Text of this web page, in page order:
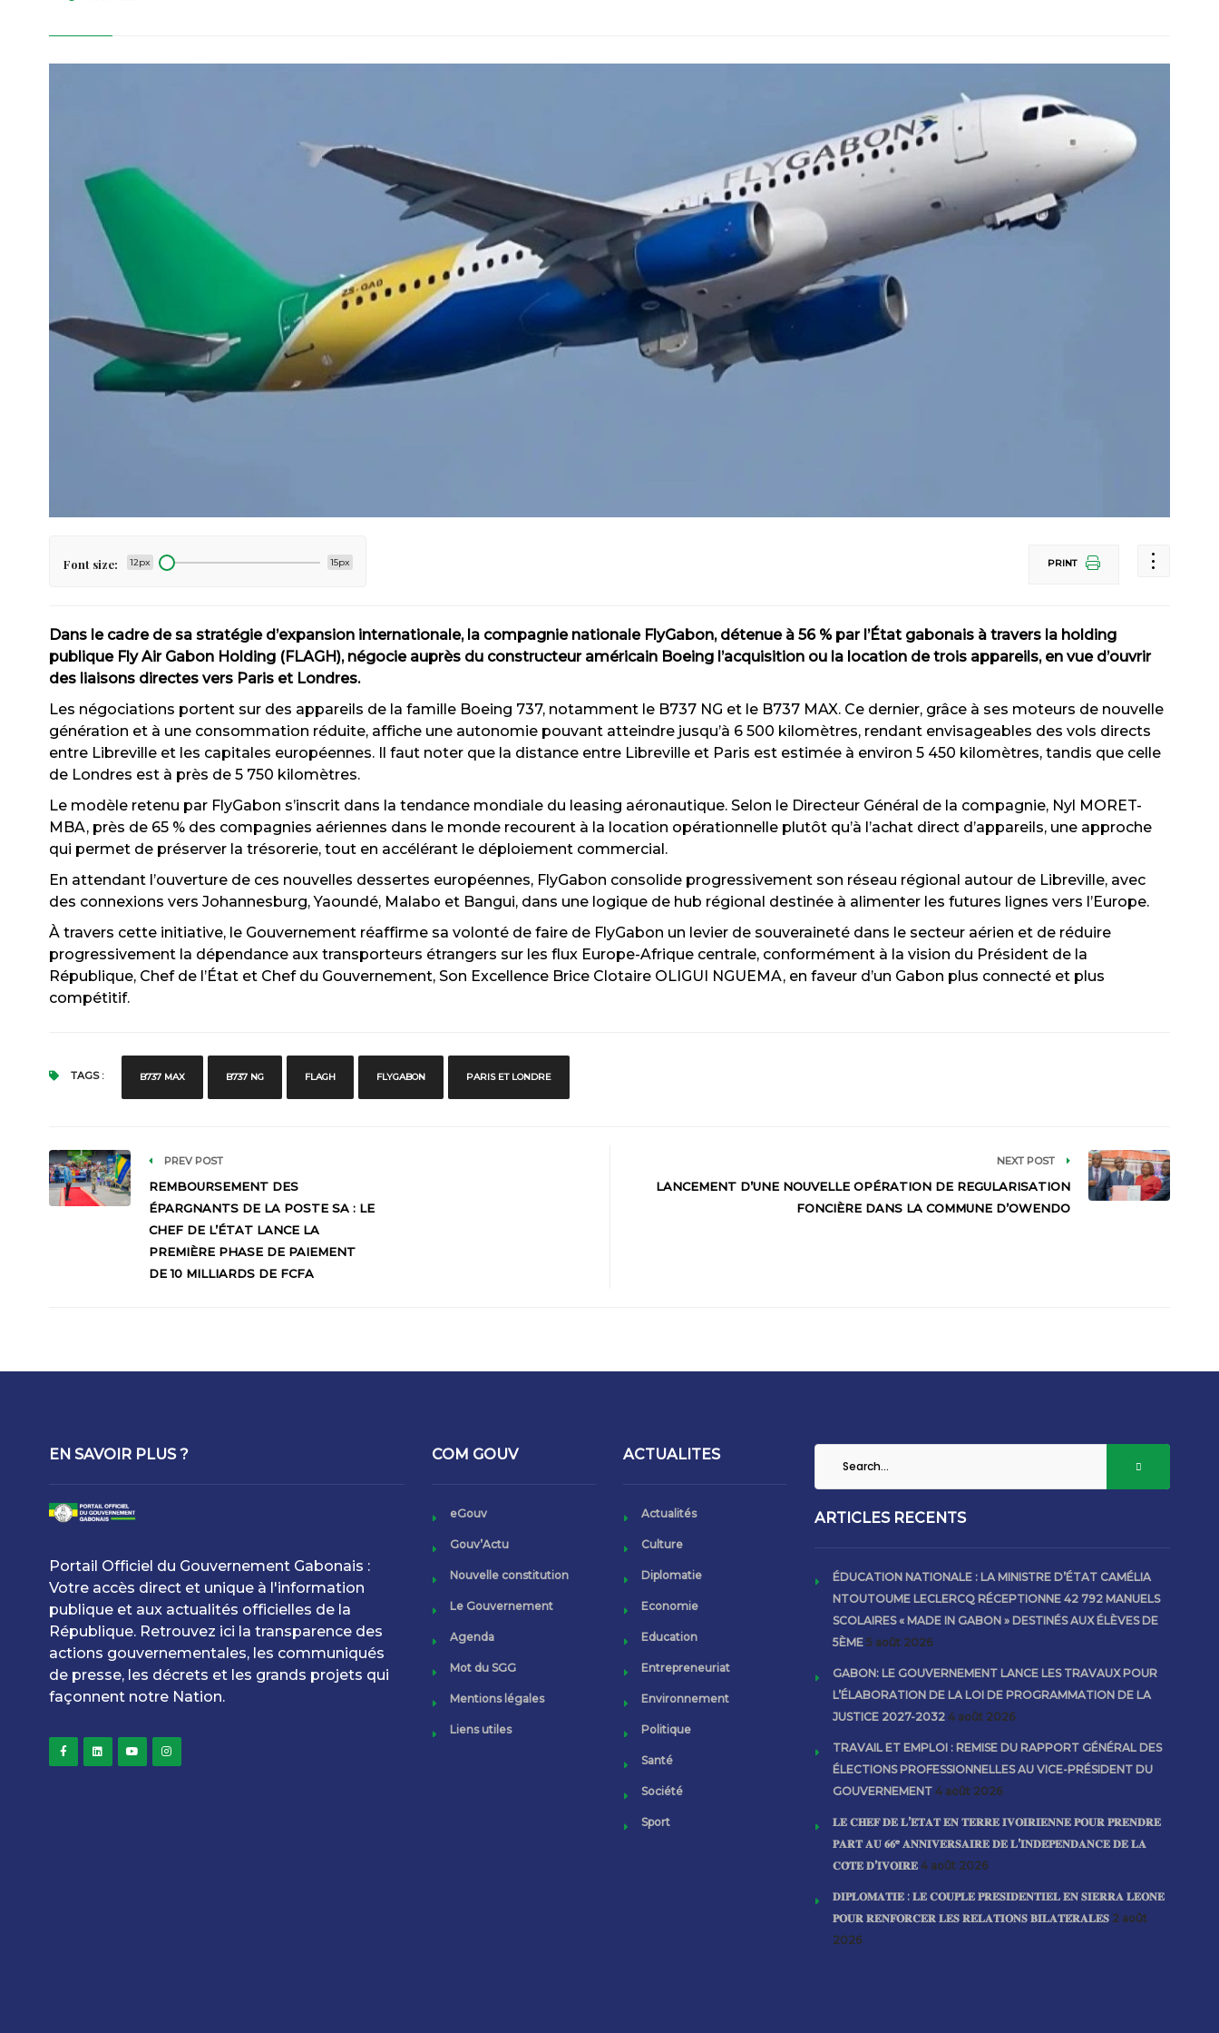
Font size: 12px 15px PRINT
Dans le cadre de sa stratégie d’expansion internationale, la compagnie nationale FlyGabon, détenue à 56 % par l’État gabonais à travers la holding
publique Fly Air Gabon Holding (FLAGH), négocie auprès du constructeur américain Boeing l’acquisition ou la location de trois appareils, en vue d’ouvrir
des liaisons directes vers Paris et Londres.
Les négociations portent sur des appareils de la famille Boeing 737, notamment le B737 NG et le B737 MAX. Ce dernier, grâce à ses moteurs de nouvelle
génération et à une consommation réduite, affiche une autonomie pouvant atteindre jusqu’à 6 500 kilomètres, rendant envisageables des vols directs
entre Libreville et les capitales européennes. Il faut noter que la distance entre Libreville et Paris est estimée à environ 5 450 kilomètres, tandis que celle
de Londres est à près de 5 750 kilomètres.
Le modèle retenu par FlyGabon s’inscrit dans la tendance mondiale du leasing aéronautique. Selon le Directeur Général de la compagnie, Nyl MORET-
MBA, près de 65 % des compagnies aériennes dans le monde recourent à la location opérationnelle plutôt qu’à l’achat direct d’appareils, une approche
qui permet de préserver la trésorerie, tout en accélérant le déploiement commercial.
En attendant l’ouverture de ces nouvelles dessertes européennes, FlyGabon consolide progressivement son réseau régional autour de Libreville, avec
des connexions vers Johannesburg, Yaoundé, Malabo et Bangui, dans une logique de hub régional destinée à alimenter les futures lignes vers l’Europe.
À travers cette initiative, le Gouvernement réaffirme sa volonté de faire de FlyGabon un levier de souveraineté dans le secteur aérien et de réduire
progressivement la dépendance aux transporteurs étrangers sur les flux Europe-Afrique centrale, conformément à la vision du Président de la
République, Chef de l’État et Chef du Gouvernement, Son Excellence Brice Clotaire OLIGUI NGUEMA, en faveur d’un Gabon plus connecté et plus
compétitif.
TAGS : B737 MAX B737 NG FLAGH FLYGABON PARIS ET LONDRE
PREV POST
REMBOURSEMENT DES
ÉPARGNANTS DE LA POSTE SA : LE
CHEF DE L’ÉTAT LANCE LA
PREMIÈRE PHASE DE PAIEMENT
DE 10 MILLIARDS DE FCFA
NEXT POST
LANCEMENT D’UNE NOUVELLE OPÉRATION DE REGULARISATION
FONCIÈRE DANS LA COMMUNE D’OWENDO
EN SAVOIR PLUS ?
Portail Officiel du Gouvernement Gabonais :
Votre accès direct et unique à l'information
publique et aux actualités officielles de la
République. Retrouvez ici la transparence des
actions gouvernementales, les communiqués
de presse, les décrets et les grands projets qui
façonnent notre Nation.
COM GOUV
eGouv
Gouv’Actu
Nouvelle constitution
Le Gouvernement
Agenda
Mot du SGG
Mentions légales
Liens utiles
ACTUALITES
Actualités
Culture
Diplomatie
Economie
Education
Entrepreneuriat
Environnement
Politique
Santé
Société
Sport
ARTICLES RECENTS
ÉDUCATION NATIONALE : LA MINISTRE D’ÉTAT CAMÉLIA
NTOUTOUME LECLERCQ RÉCEPTIONNE 42 792 MANUELS
SCOLAIRES « MADE IN GABON » DESTINÉS AUX ÉLÈVES DE
5ÈME 5 août 2026
GABON: LE GOUVERNEMENT LANCE LES TRAVAUX POUR
L’ÉLABORATION DE LA LOI DE PROGRAMMATION DE LA
JUSTICE 2027-2032 4 août 2026
TRAVAIL ET EMPLOI : REMISE DU RAPPORT GÉNÉRAL DES
ÉLECTIONS PROFESSIONNELLES AU VICE-PRÉSIDENT DU
GOUVERNEMENT 4 août 2026
𝐋𝐄 𝐂𝐇𝐄𝐅 𝐃𝐄 𝐋’𝐄́𝐓𝐀𝐓 𝐄𝐍 𝐓𝐄𝐑𝐑𝐄 𝐈𝐕𝐎𝐈𝐑𝐈𝐄𝐍𝐍𝐄 𝐏𝐎𝐔𝐑 𝐏𝐑𝐄𝐍𝐃𝐑𝐄
𝐏𝐀𝐑𝐓 𝐀𝐔 𝟔𝟔ᵉ 𝐀𝐍𝐍𝐈𝐕𝐄𝐑𝐒𝐀𝐈𝐑𝐄 𝐃𝐄 𝐋’𝐈𝐍𝐃𝐄́𝐏𝐄𝐍𝐃𝐀𝐍𝐂𝐄 𝐃𝐄 𝐋𝐀
𝐂𝐎̂𝐓𝐄 𝐃’𝐈𝐕𝐎𝐈𝐑𝐄 4 août 2026
𝐃𝐈𝐏𝐋𝐎𝐌𝐀𝐓𝐈𝐄 : 𝐋𝐄 𝐂𝐎𝐔𝐏𝐋𝐄 𝐏𝐑𝐄́𝐒𝐈𝐃𝐄𝐍𝐓𝐈𝐄𝐋 𝐄𝐍 𝐒𝐈𝐄𝐑𝐑𝐀 𝐋𝐄𝐎𝐍𝐄
𝐏𝐎𝐔𝐑 𝐑𝐄𝐍𝐅𝐎𝐑𝐂𝐄𝐑 𝐋𝐄𝐒 𝐑𝐄𝐋𝐀𝐓𝐈𝐎𝐍𝐒 𝐁𝐈𝐋𝐀𝐓𝐄́𝐑𝐀𝐋𝐄𝐒 2 août
2026